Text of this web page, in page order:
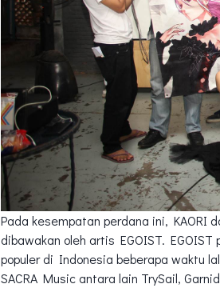
Pada kesempatan perdana ini, KAORI
dibawakan oleh artis EGOIST.
populer di Indonesia beberapa waktu
SACRA Music antara lain TrySail,